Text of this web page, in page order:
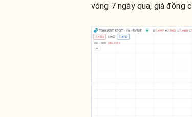
vòng 7 ngày qua, giá đồng